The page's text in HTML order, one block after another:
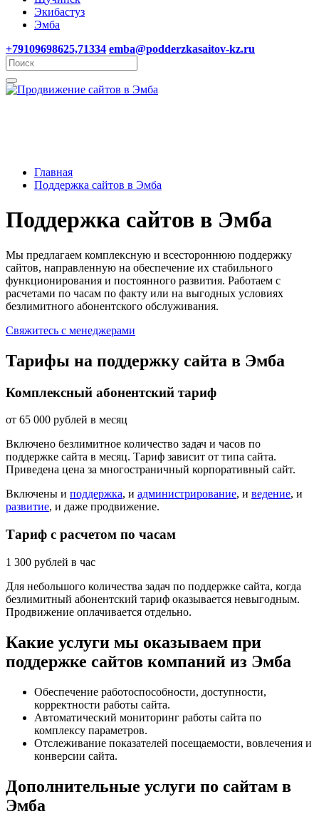
Экибастуз
Эмба
+79109698625,71334 emba@podderzkasaitov-kz.ru
Главная
Поддержка сайтов в Эмба
Поддержка сайтов в Эмба
Мы предлагаем комплексную и всестороннюю поддержку
сайтов, направленную на обеспечение их стабильного
функционирования и постоянного развития. Работаем с
расчетами по часам по факту или на выгодных условиях
безлимитного абонентского обслуживания.
Свяжитесь с менеджерами
Тарифы на поддержку сайта в Эмба
Комплексный абонентский тариф
от 65 000 рублей в месяц
Включено безлимитное количество задач и часов по
поддержке сайта в месяц. Тариф зависит от типа сайта.
Приведена цена за многостраничный корпоративный сайт.
Включены и поддержка, и администрирование, и ведение, и
развитие, и даже продвижение.
Тариф с расчетом по часам
1 300 рублей в час
Для небольшого количества задач по поддержке сайта, когда
безлимитный абонентский тариф оказывается невыгодным.
Продвижение оплачивается отдельно.
Какие услуги мы оказываем при
поддержке сайтов компаний из Эмба
Обеспечение работоспособности, доступности,
корректности работы сайта.
Автоматический мониторинг работы сайта по
комплексу параметров.
Отслеживание показателей посещаемости, вовлечения и
конверсии сайта.
Дополнительные услуги по сайтам в
Эмба